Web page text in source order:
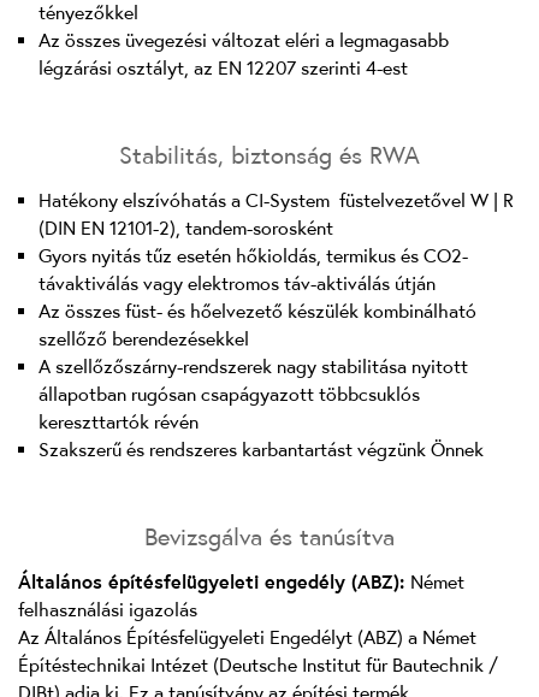
tényezőkkel
Az összes üvegezési változat eléri a legmagasabb
légzárási osztályt, az EN 12207 szerinti 4-est
Stabilitás, biztonság és RWA
Hatékony elszívóhatás a CI-System füstelvezetővel W | R
(DIN EN 12101-2), tandem-sorosként
Gyors nyitás tűz esetén hőkioldás, termikus és CO2-
távaktiválás vagy elektromos táv-aktiválás útján
Az összes füst- és hőelvezető készülék kombinálható
szellőző berendezésekkel
A szellőzőszárny-rendszerek nagy stabilitása nyitott
állapotban rugósan csapágyazott többcsuklós
kereszttartók révén
Szakszerű és rendszeres karbantartást végzünk Önnek
Bevizsgálva és tanúsítva
Általános építésfelügyeleti engedély (ABZ): Német
felhasználási igazolás
Az Általános Építésfelügyeleti Engedélyt (ABZ) a Német
Építéstechnikai Intézet (Deutsche Institut für Bautechnik /